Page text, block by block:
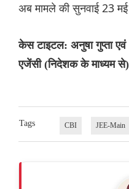
अब मामले की सुनवाई 23 मई
केस टाइटल: अनुषा गुप्ता एवं
एजेंसी (निदेशक के माध्यम
Tags CBI JEE-Main